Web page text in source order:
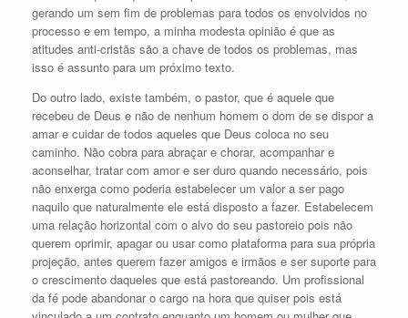
gerando um sem fim de problemas para todos os envolvidos no
processo e em tempo, a minha modesta opinião é que as
atitudes anti-cristãs são a chave de todos os problemas, mas
isso é assunto para um próximo texto.
Do outro lado, existe também, o pastor, que é aquele que
recebeu de Deus e não de nenhum homem o dom de se dispor a
amar e cuidar de todos aqueles que Deus coloca no seu
caminho. Não cobra para abraçar e chorar, acompanhar e
aconselhar, tratar com amor e ser duro quando necessário, pois
não enxerga como poderia estabelecer um valor a ser pago
naquilo que naturalmente ele está disposto a fazer. Estabelecem
uma relação horizontal com o alvo do seu pastoreio pois não
querem oprimir, apagar ou usar como plataforma para sua própria
projeção, antes querem fazer amigos e irmãos e ser suporte para
o crescimento daqueles que está pastoreando. Um profissional
da fé pode abandonar o cargo na hora que quiser pois está